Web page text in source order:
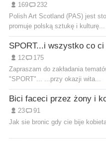
169
232
Polish Art Scotland (PAS) jest
promuje polską sztukę i kulturę...
12
175
Zapraszam do zakładania
"SPORT"... ...przy okazji wita...
Bici faceci przez żony i
23
91
Jak sie bronic gdy cie bije